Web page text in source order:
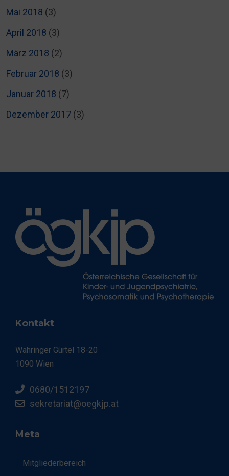
Mai 2018 (3)
April 2018 (3)
März 2018 (2)
Februar 2018 (3)
Januar 2018 (7)
Dezember 2017 (3)
Kontakt
Währinger Gürtel 18-20
1090 Wien
0680/1512197
sekretariat@oegkjp.at
Meta
Mitgliederbereich